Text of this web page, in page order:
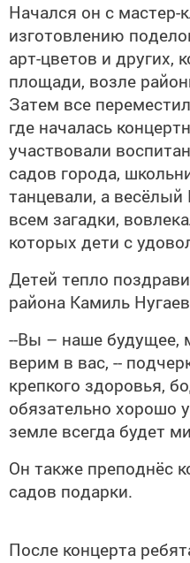
Начался он с мастер-
изготовлению
арт-цветов и других,
площади, возле
Затем все
где началась
участвовали
садов города,
танцевали, а
всем загадки,
которых дети с
Детей тепло
района Камиль
--Вы – наше будущее,
верим в вас, --
крепкого здоровья,
обязательно хорошо
земле всегда будет
Он также преподнёс
садов подарки.
После концерта